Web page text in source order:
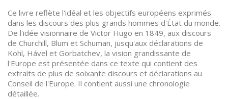
Ce livre reflète l'idéal et les objectifs européens exprimés
dans les discours des plus grands hommes d'État du monde.
De l'idée visionnaire de Victor Hugo en 1849, aux discours
de Churchill, Blum et Schuman, jusqu'aux déclarations de
Kohl, Hável et Gorbatchev, la vision grandissante de
l'Europe est présentée dans ce texte qui contient des
extraits de plus de soixante discours et déclarations au
Conseil de l'Europe. Il contient aussi une chronologie
détaillée.